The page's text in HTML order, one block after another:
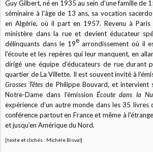
Guy Gilbert, né en 1935 au sein d’une famille de
séminaire à l'âge de 13 ans, sa vocation
en Algérie, où il part en 1957. Revenu à
ministère dans la rue et devient éducateur
délinquants dans le 19earrondissement où il
l'écoute et les repères qui leur manquent, en
dirigé une équipe d’éducateurs de rue durant
quartier de La Villette. Il est souvent invité à
Grosses Têtesde Philippe Bouvard, et intervient
Notre-Dame dans l'émission Écoute dans la
expérience d’un autre monde dans les 35 livres
conférence partout en France et même à
et jusqu’en Amérique du Nord.
[texte et clichés : Michèle Bisval]